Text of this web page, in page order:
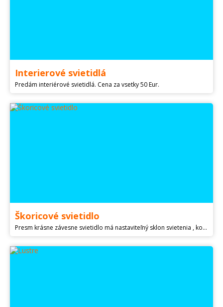
Interierové svietidlá
Predám interiérové svietidlá. Cena za vsetky 50 Eur.
Škoricové svietidlo
Presm krásne závesne svietidlo má nastaviteľný sklon svietenia , kovový ram, žiarovky E14., úsporné ktoré prilozim zdarma